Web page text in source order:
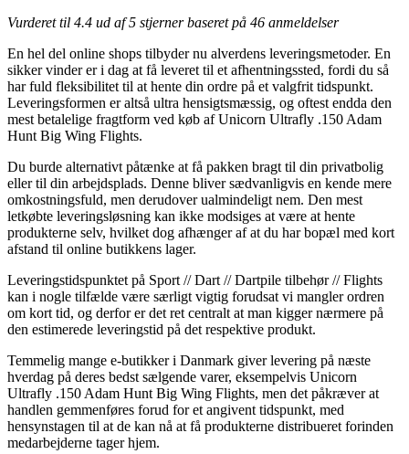
Vurderet til 4.4 ud af 5 stjerner baseret på 46 anmeldelser
En hel del online shops tilbyder nu alverdens leveringsmetoder. En
sikker vinder er i dag at få leveret til et afhentningssted, fordi du så
har fuld fleksibilitet til at hente din ordre på et valgfrit tidspunkt.
Leveringsformen er altså ultra hensigtsmæssig, og oftest endda den
mest betalelige fragtform ved køb af Unicorn Ultrafly .150 Adam
Hunt Big Wing Flights.
Du burde alternativt påtænke at få pakken bragt til din privatbolig
eller til din arbejdsplads. Denne bliver sædvanligvis en kende mere
omkostningsfuld, men derudover ualmindeligt nem. Den mest
letkøbte leveringsløsning kan ikke modsiges at være at hente
produkterne selv, hvilket dog afhænger af at du har bopæl med kort
afstand til online butikkens lager.
Leveringstidspunktet på Sport // Dart // Dartpile tilbehør // Flights
kan i nogle tilfælde være særligt vigtig forudsat vi mangler ordren
om kort tid, og derfor er det ret centralt at man kigger nærmere på
den estimerede leveringstid på det respektive produkt.
Temmelig mange e-butikker i Danmark giver levering på næste
hverdag på deres bedst sælgende varer, eksempelvis Unicorn
Ultrafly .150 Adam Hunt Big Wing Flights, men det påkræver at
handlen gemmenføres forud for et angivent tidspunkt, med
hensynstagen til at de kan nå at få produkterne distribueret forinden
medarbejderne tager hjem.